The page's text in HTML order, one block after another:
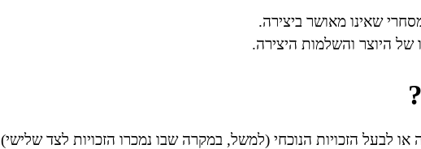
שאינו מאושר ביצירה.
היוצר והשלמות היצירה.
לבעל הזכויות הנוכחי (למשל, במקרה שבו נמכרו הזכויות לצד שלישי)